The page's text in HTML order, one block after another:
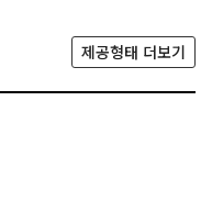
제공형태 더보기